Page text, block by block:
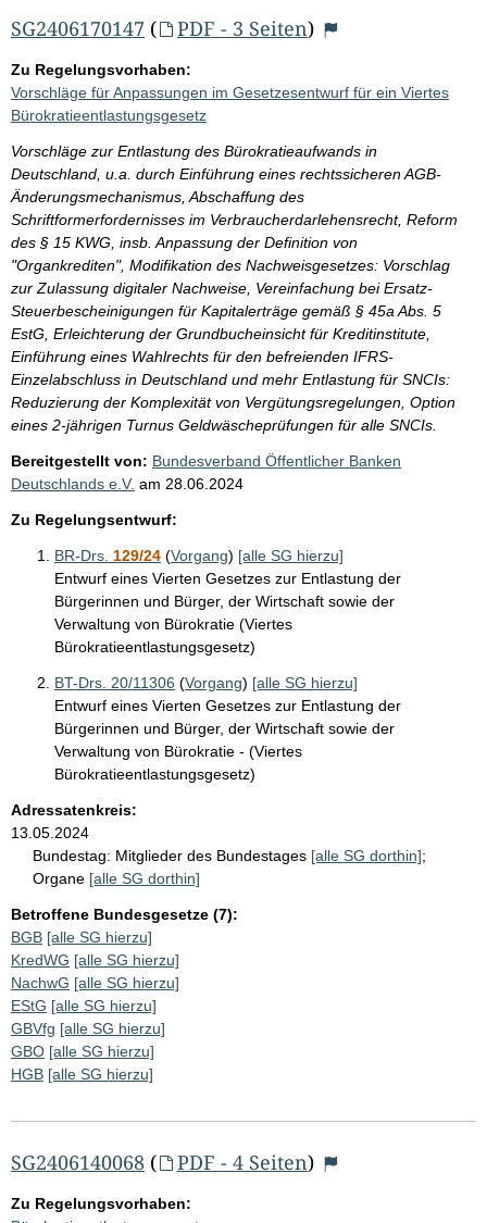
SG2406170147 ( PDF - 3 Seiten)
Zu Regelungsvorhaben:
Vorschläge für Anpassungen im Gesetzesentwurf für ein Viertes
Bürokratieentlastungsgesetz
Vorschläge zur Entlastung des Bürokratieaufwands in
Deutschland, u.a. durch Einführung eines rechtssicheren AGB-
Änderungsmechanismus, Abschaffung des
Schriftformerfordernisses im Verbraucherdarlehensrecht, Reform
des § 15 KWG, insb. Anpassung der Definition von
"Organkrediten", Modifikation des Nachweisgesetzes: Vorschlag
zur Zulassung digitaler Nachweise, Vereinfachung bei Ersatz-
Steuerbescheinigungen für Kapitalerträge gemäß § 45a Abs. 5
EstG, Erleichterung der Grundbucheinsicht für Kreditinstitute,
Einführung eines Wahlrechts für den befreienden IFRS-
Einzelabschluss in Deutschland und mehr Entlastung für SNCIs:
Reduzierung der Komplexität von Vergütungsregelungen, Option
eines 2-jährigen Turnus Geldwäscheprüfungen für alle SNCIs.
Bereitgestellt von: Bundesverband Öffentlicher Banken
Deutschlands e.V. am 28.06.2024
Zu Regelungsentwurf:
BR-Drs. 129/24 (Vorgang) [alle SG hierzu]
Entwurf eines Vierten Gesetzes zur Entlastung der
Bürgerinnen und Bürger, der Wirtschaft sowie der
Verwaltung von Bürokratie (Viertes
Bürokratieentlastungsgesetz)
BT-Drs. 20/11306 (Vorgang) [alle SG hierzu]
Entwurf eines Vierten Gesetzes zur Entlastung der
Bürgerinnen und Bürger, der Wirtschaft sowie der
Verwaltung von Bürokratie - (Viertes
Bürokratieentlastungsgesetz)
Adressatenkreis:
13.05.2024
Bundestag: Mitglieder des Bundestages [alle SG dorthin];
Organe [alle SG dorthin]
Betroffene Bundesgesetze (7):
BGB [alle SG hierzu]
KredWG [alle SG hierzu]
NachwG [alle SG hierzu]
EStG [alle SG hierzu]
GBVfg [alle SG hierzu]
GBO [alle SG hierzu]
HGB [alle SG hierzu]
SG2406140068 ( PDF - 4 Seiten)
Zu Regelungsvorhaben: